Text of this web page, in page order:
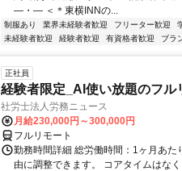
―・― ＜＊東横INNの...
制服あり 業界未経験者歓迎 フリーター歓迎
未経験者歓迎
経験者歓迎 有資格者歓迎 ブラ
正社員
経験者限定_AI使い放題のフル
社労士法人労務ニュース
月給230,000円～300,000円
フルリモート
勤務時間詳細 総労働時間：1ヶ月あ
由に調整できます。 コアタイムはな